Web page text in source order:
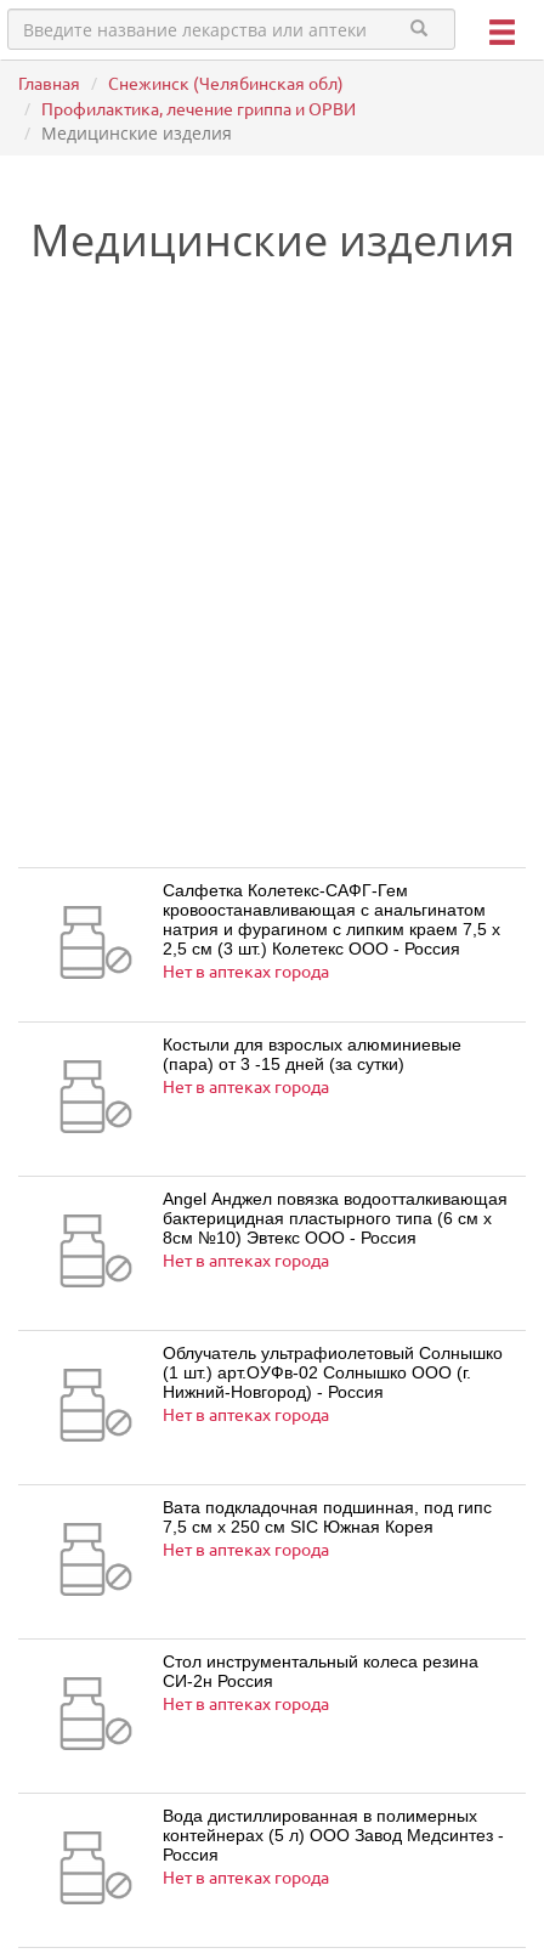
Главная
Снежинск (Челябинская обл)
Профилактика, лечение гриппа и ОРВИ
Медицинские изделия
Медицинские изделия
Салфетка Колетекс-САФГ-Гем
кровоостанавливающая с анальгинатом
натрия и фурагином с липким краем 7,5 х
2,5 см (3 шт.) Колетекс ООО - Россия
Нет в аптеках города
Костыли для взрослых алюминиевые
(пара) от 3 -15 дней (за сутки)
Нет в аптеках города
Angel Анджел повязка водоотталкивающая
бактерицидная пластырного типа (6 см х
8см №10) Эвтекс ООО - Россия
Нет в аптеках города
Облучатель ультрафиолетовый Солнышко
(1 шт.) арт.ОУФв-02 Солнышко ООО (г.
Нижний-Новгород) - Россия
Нет в аптеках города
Вата подкладочная подшинная, под гипс
7,5 см х 250 см SIC Южная Корея
Нет в аптеках города
Стол инструментальный колеса резина
СИ-2н Россия
Нет в аптеках города
Вода дистиллированная в полимерных
контейнерах (5 л) ООО Завод Медсинтез -
Россия
Нет в аптеках города